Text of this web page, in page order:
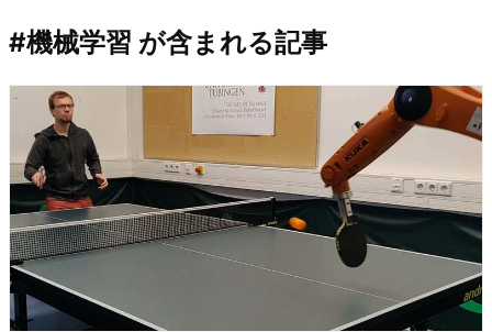
#機械学習 が含まれる記事